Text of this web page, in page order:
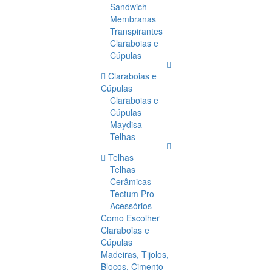
Sandwich
Membranas
Transpirantes
Claraboias e
Cúpulas
Claraboias e
Cúpulas
Claraboias e
Cúpulas
Maydisa
Telhas
Telhas
Telhas
Cerâmicas
Tectum Pro
Acessórios
Como Escolher
Claraboias e
Cúpulas
Madeiras, Tijolos,
Blocos, Cimento